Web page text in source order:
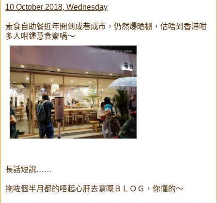
10 October 2018, Wednesday
素食自助餐近年開到成巷成市，仍然爆晒棚，估唔到香港咁
多人咁鍾意食齋喎～
長話短說……
拖咗個半月都的唔起心肝去寫嘅ＢＬＯＧ，你懂的～